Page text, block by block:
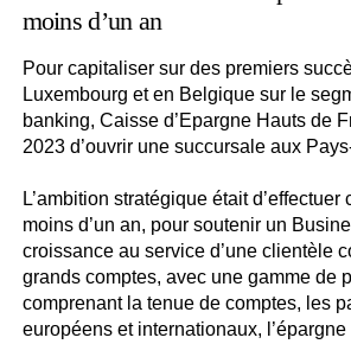
moins d’un an
Pour capitaliser sur des premiers
Luxembourg et en Belgique sur le
banking, Caisse d’Epargne Hauts de
2023 d’ouvrir une succursale aux
L’ambition stratégique était d’effectuer
moins d’un an, pour soutenir un
croissance au service d’une clientèle
grands comptes, avec une gamme de
comprenant la tenue de comptes, les
européens et internationaux,